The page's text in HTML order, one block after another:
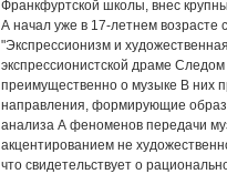
Франкфуртской школы, внес
А начал уже в 17-летнем возрасте
"Экспрессионизм и
экспрессионистской драме
преимущественно о музыке В них
направления, формирующие
анализа А феноменов передачи
акцентированием не
что свидетельствует о